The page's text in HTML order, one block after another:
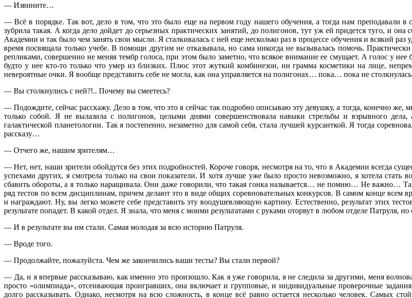
— Извините…
— Всё в порядке. Так вот, дело в том, что это было еще на первом году нашего обучения, а тогда нам преподавали в
зубрила такая. А когда дело дойдет до серьезных практических занятий, до полигонов, тут уж ей придется туго, и
Академии и так было чем занять свои мысли. Я сталкивалась с ней еще несколько раз в процессе обучения и всякий
время посвящала только учебе. В помощи другим не отказывала, но сама никогда не вызывалась помочь.
репликами, совершенно не меняя тембр голоса, при этом было заметно, что всякое внимание ее смущает. А голос у
будто у нее кто-то только что умер из близких. Плюс этот жуткий комбинезон, ни грамма косметики на лице,
невероятные очки. Я вообще представить себе не могла, как она управляется на полигонах… пока… пока не
— Вы столкнулись с ней?!.. Почему вы смеетесь?
— Подождите, сейчас расскажу. Дело в том, что это я сейчас так подробно описываю эту девушку, а тогда, конечно же,
только собой. Я не вылазила с полигонов, целыми днями совершенствовала навыки стрельбы и взрывного
галактической планетологии. Так я постепенно, незаметно для самой себя, стала лучшей курсанткой. Я тогда
рассказу…
— Отчего же, нашим зрителям…
— Нет, нет, наши зрители обойдутся без этих подробностей. Короче говоря, несмотря на то, что в Академии всегда
успехами других, я смотрела только на свои показатели. И хотя лучше уже было просто невозможно, я хотела стать
сбавить обороты, а я только наращивала. Они даже говорили, что такая гонка называется… не помню… Не важно…
ряд тестов по всем дисциплинам, причем делают это в виде общих соревновательных конкурсов. В самом конце всем
и награждают. Ну, вы легко можете себе представить эту воодушевляющую картину. Естественно, результат этих
результате попадет. В какой отдел. Я знала, что меня с моими результатами с руками оторвут в любом отделе Патруля,
— И в результате вы им стали. Самая молодая за всю историю Патруля.
— Вроде того.
— Продолжайте, пожалуйста. Чем же закончились ваши тесты? Вы стали первой?
— Да, и я впервые рассказываю, как именно это произошло. Как я уже говорила, я не следила за другими, меня
просто «олимпиада», отсеивающая проигравших, она включает и групповые, и индивидуальные проверочные
долго рассказывать. Однако, несмотря на всю сложность, в конце всё равно остается несколько человек. Самых